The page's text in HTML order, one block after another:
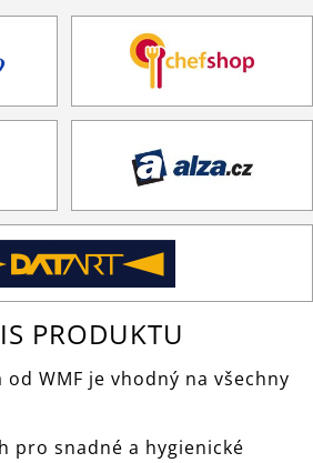
PRODUKTU
od WMF je vhodný na všechny
pro snadné a hygienické